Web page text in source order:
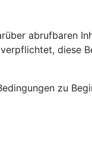
abrufbaren
diese
zu